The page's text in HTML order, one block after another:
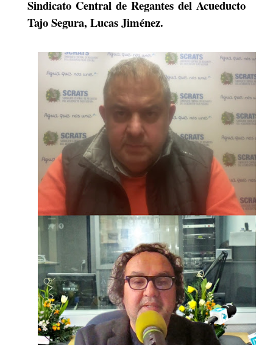
Sindicato Central de Regantes del Acueducto
Tajo Segura, Lucas Jiménez.